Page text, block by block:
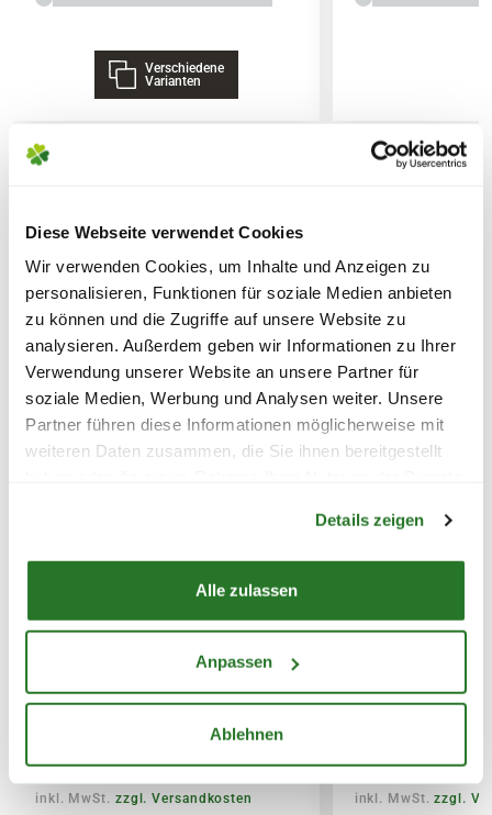
Diese Webseite verwendet Cookies
Wir verwenden Cookies, um Inhalte und Anzeigen zu
personalisieren, Funktionen für soziale Medien anbieten
zu können und die Zugriffe auf unsere Website zu
analysieren. Außerdem geben wir Informationen zu Ihrer
Verwendung unserer Website an unsere Partner für
soziale Medien, Werbung und Analysen weiter. Unsere
Partner führen diese Informationen möglicherweise mit
weiteren Daten zusammen, die Sie ihnen bereitgestellt
Details zeigen
Alle zulassen
Anpassen
Ablehnen
Lieferhinweise
FOLGENDE VERSANDKOSTEN
KÖNNEN ENTSTEHEN
PAKETVERSAND
6,95€für Standardpakete (z.B.Dünger oder
Zubehör)
7,95€für größere Pakete (z.B. Pflanzen oder
Erde)
SPEDITIONSVERSAND
29,95€
Verschiedene
Varianten
7,99
inkl. MwSt. zzgl. Versandkosten
3,79
inkl. MwSt.zzgl.